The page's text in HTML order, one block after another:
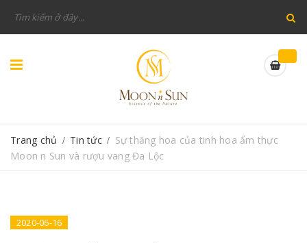
Trang chủ / Tin tức /
Sự thăng hoa của tinh hoa ẩm thực
Moon n Sun và rượu vang Đa Lộc
2020-06-16